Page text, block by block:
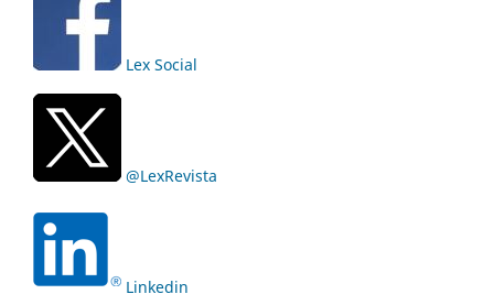
Lex Social
@LexRevista
Linkedin